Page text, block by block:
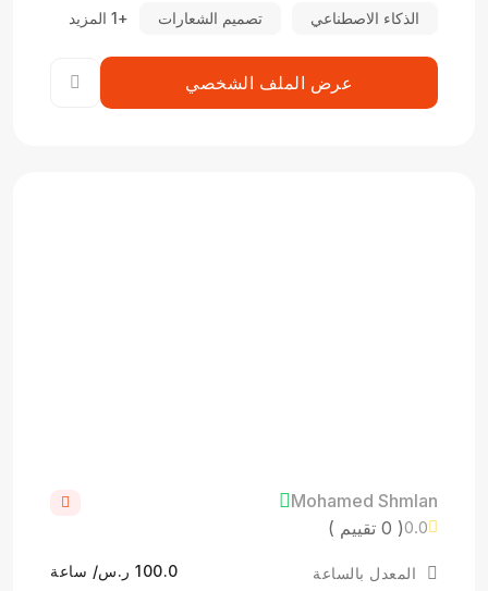
الذكاء الاصطناعي تصميم الشعارات +1 المزيد
عرض الملف الشخصي
Mohamed Shmlan
0.0( 0 تقييم )
المعدل بالساعة
100.0 ر.س/ ساعة